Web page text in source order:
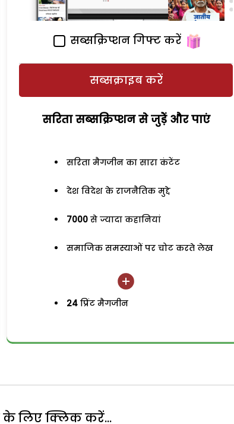
सब्सक्रिप्शन गिफ्ट करें
सब्सक्राइब करें
सरिता सब्सक्रिप्शन से जुड़ेें और पाएं
सरिता मैगजीन का सारा कंटेंट
देश विदेश के राजनैतिक मुद्दे
7000 से ज्यादा कहानियां
समाजिक समस्याओं पर चोट करते लेख
24 प्रिंट मैगजीन
के लिए क्लिक करें...